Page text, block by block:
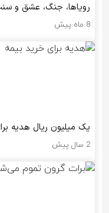
رویاها، جنگ، عشق و
8 ماه پیش
یک میلیون ریال هدیه
2 سال پیش